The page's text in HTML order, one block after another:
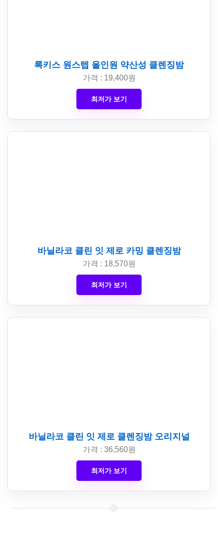
록키스 원스텝 올인원 약산성 클렌징밤
가격 : 19,400원
최저가 보기
바닐라코 클린 잇 제로 카밍 클렌징밤
가격 : 18,570원
최저가 보기
바닐라코 클린 잇 제로 클렌징밤 오리지널
가격 : 36,560원
최저가 보기